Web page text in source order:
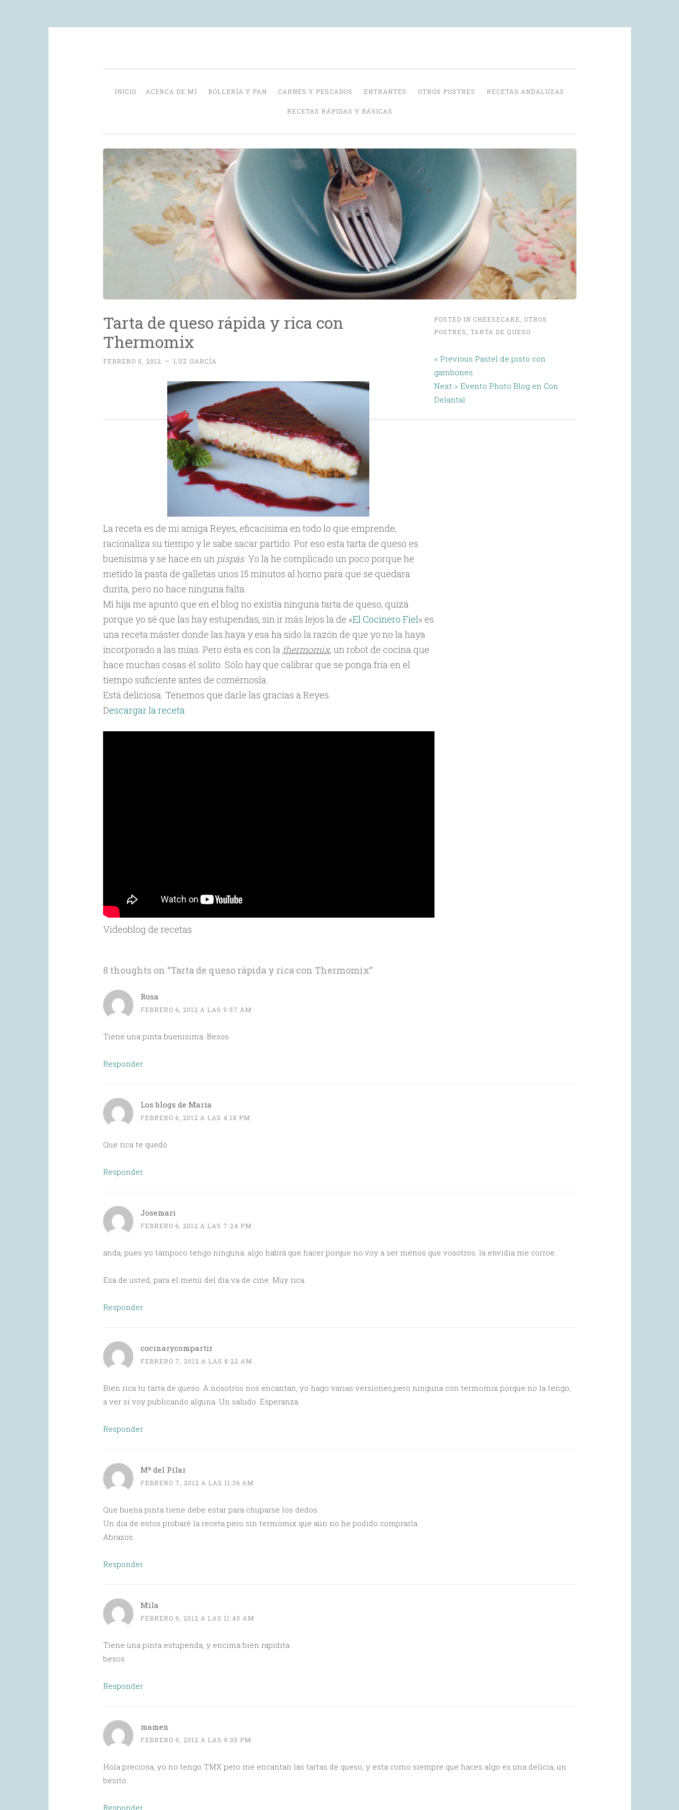
content
INICIO ACERCA DE MÍ BOLLERÍA Y PAN CARNES Y PESCADOS ENTRANTES OTROS POSTRES RECETAS ANDALUZAS
RECETAS RÁPIDAS Y BÁSICAS
Tarta de queso rápida y rica con
Thermomix
FEBRERO 5, 2012 ~ LUZ GARCÍA
La receta es de mi amiga Reyes, eficacísima en todo lo que emprende,
racionaliza su tiempo y le sabe sacar partido. Por eso esta tarta de queso es
buenísima y se hace en un pispás. Yo la he complicado un poco porque he
metido la pasta de galletas unos 15 minutos al horno para que se quedara
durita, pero no hace ninguna falta.
Mi hija me apuntó que en el blog no existía ninguna tarta de queso, quizá
porque yo sé que las hay estupendas, sin ir más lejos la de «El Cocinero Fiel» es
una receta máster donde las haya y esa ha sido la razón de que yo no la haya
incorporado a las mías. Pero ésta es con la thermomix, un robot de cocina que
hace muchas cosas él solito. Sólo hay que calibrar que se ponga fría en el
tiempo suficiente antes de comérnosla.
Está deliciosa. Tenemos que darle las gracias a Reyes.
Descargar la receta
Videoblog de recetas
POSTED IN CHEESECAKE
OTROS
POSTRES
TARTA DE QUESO
Post
navigation
< Previous Pastel de pisto con
gambones
Next > Evento Photo Blog en Con
Delantal
8 thoughts on “Tarta de queso rápida y rica con Thermomix”
Rosa
FEBRERO 6, 2012 A LAS 9:57 AM
Tiene una pinta buenisima. Besos
Responder
Los blogs de María
FEBRERO 6, 2012 A LAS 4:18 PM
Que rica te quedó
Responder
Josemari
FEBRERO 6, 2012 A LAS 7:24 PM
anda, pues yo tampoco tengo ninguna. algo habrá que hacer porque no voy a ser menos que vosotros. la envidia me corroe.
Esa de usted, para el menú del día va de cine. Muy rica.
Responder
cocinarycompartir
FEBRERO 7, 2012 A LAS 8:22 AM
Bien rica tu tarta de queso. A nosotros nos encantan, yo hago varias versiones,pero ninguna con termomix porque no la tengo,
a ver si voy publicando alguna. Un saludo. Esperanza.
Responder
Mª del Pilar
FEBRERO 7, 2012 A LAS 11:36 AM
Que buena pinta tiene debe estar para chuparse los dedos.
Un dia de estos probaré la receta pero sin termomix que aún no he podido comprarla.
Abrazos
Responder
Mila
FEBRERO 9, 2012 A LAS 11:45 AM
Tiene una pinta estupenda, y encima bien rapidita.
besos
Responder
mamen
FEBRERO 9, 2012 A LAS 9:35 PM
Hola preciosa, yo no tengo TMX pero me encantan las tartas de queso, y esta como siempre que haces algo es una delicia, un
besito
Responder